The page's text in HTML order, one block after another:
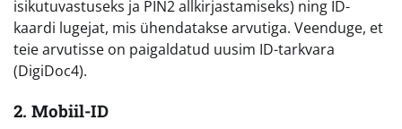
isikutuvastuseks ja PIN2 allkirjastamiseks) ning ID-
kaardi lugejat, mis ühendatakse arvutiga. Veenduge, et
teie arvutisse on paigaldatud uusim ID-tarkvara
(DigiDoc4).
2. Mobiil-ID